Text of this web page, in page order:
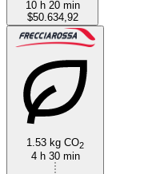
10 h 20 min
$50.634,92
1.53 kg CO2
4 h 30 min